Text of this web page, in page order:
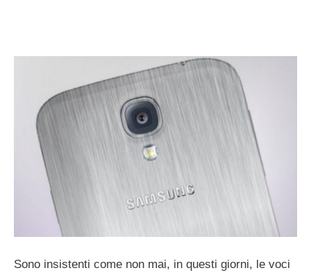
Sono insistenti come non mai, in questi giorni, le voci